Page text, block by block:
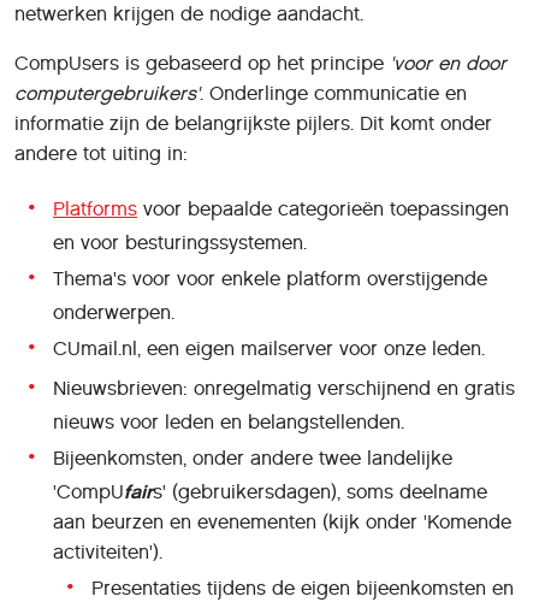
netwerken krijgen de nodige aandacht.
CompUsers is gebaseerd op het principe 'voor en door
computergebruikers'. Onderlinge communicatie en
informatie zijn de belangrijkste pijlers. Dit komt onder
andere tot uiting in:
Platforms voor bepaalde categorieën toepassingen
en voor besturingssystemen.
Thema's voor voor enkele platform overstijgende
onderwerpen.
CUmail.nl, een eigen mailserver voor onze leden.
Nieuwsbrieven: onregelmatig verschijnend en gratis
nieuws voor leden en belangstellenden.
Bijeenkomsten, onder andere twee landelijke
'CompUfairs' (gebruikersdagen), soms deelname
aan beurzen en evenementen (kijk onder 'Komende
activiteiten').
Presentaties tijdens de eigen bijeenkomsten en